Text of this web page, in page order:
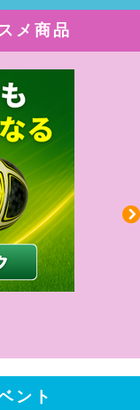
メ商品
ける
ント